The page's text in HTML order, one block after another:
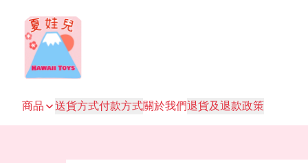
商品 送貨方式付款方式關於我們退貨及退款政策